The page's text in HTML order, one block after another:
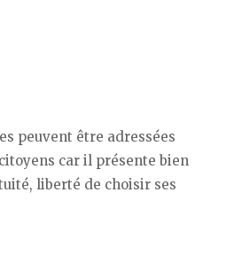
peuvent être adressées
car il présente bien
liberté de choisir ses